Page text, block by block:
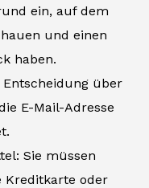
ein, auf dem
und einen
haben.
Entscheidung über
E-Mail-Adresse
Sie müssen
Kreditkarte oder